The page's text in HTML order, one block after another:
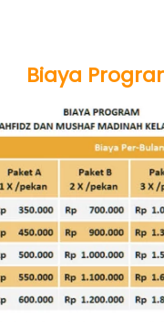
Biaya